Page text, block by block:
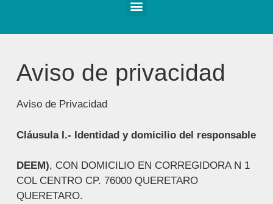
Aviso de privacidad
Aviso de Privacidad
Cláusula I.- Identidad y domicilio del responsable
DEEM), CON DOMICILIO EN CORREGIDORA N 1
COL CENTRO CP. 76000 QUERETARO
QUERETARO.